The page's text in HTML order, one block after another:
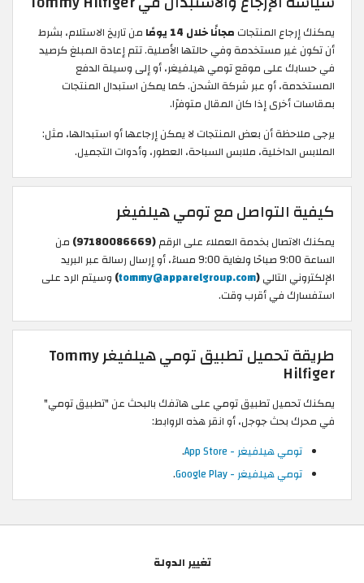
يمكنك إرجاع المنتجات مجانًا خلال 14 يومًا
من تاريخ الاستلام، بشرط
أن تكون غير مستخدمة وفي حالتها الأصلية. تتم إعادة المبلغ كرصيد
في حسابك على موقع تومي هيلفيغر، أو إلى وسيلة الدفع
المستخدمة، أو عبر شركة الشحن. كما يمكن استبدال المنتجات
بمقاسات أخرى إذا كان المقال متوفرًا.
يرجى ملاحظة أن بعض المنتجات لا يمكن إرجاعها أو استبدالها، مثل:
الملابس الداخلية، ملابس السباحة، العطور، وأدوات التجميل.
كيفية التواصل مع تومي هيلفيغر
يمكنك الاتصال بخدمة العملاء على الرقم(97180086669)
من
الساعة 9:00 صباحًا ولغاية 9:00 مساءً، أو إرسال رسالة عبر البريد
الإلكتروني التالي(
tommy@apparelgroup.com
) وسيتم الرد على
استفسارك في أقرب وقت.
طريقة تحميل تطبيق تومي هيلفيغر Tommy
Hilfiger
يمكنك تحميل تطبيق تومي على هاتفك بالبحث عن "تطبيق تومي"
في محرك بحث جوجل، أو انقر هذه الروابط:
تومي هيلفيغر - App Store
.
تومي هيلفيغر - Google Play
.
تغيير الدولة